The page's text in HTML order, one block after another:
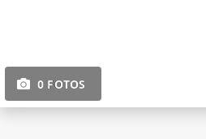
0 FOTOS